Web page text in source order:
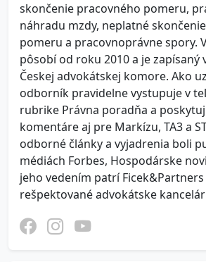
skončenie pracovného pomeru,
náhradu mzdy, neplatné
pomeru a pracovnoprávne spory.
pôsobí od roku 2010 a je zapísaný
Českej advokátskej komore. Ako
odborník pravidelne vystupuje v
rubrike Právna poradňa a
komentáre aj pre Markízu, TA3 a
odborné články a vyjadrenia boli
médiách Forbes, Hospodárske
jeho vedením patrí
rešpektované advokátske